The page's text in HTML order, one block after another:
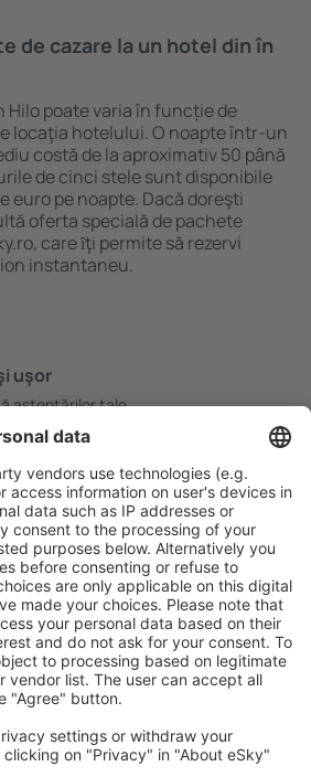
de cazare la un hotel din în
Hilo poate varia în funcție de
locaţia hotelului. O noapte într-un
costă de la aproximativ 50 până
de cinci stele sunt disponibile
euro pe noapte. Dacă doreşti
oferta specială de pachete
care ȋţi permite să rezervi
instantaneu.
uşor
aşteptărilor tale.
griji cu opțiune gratuită de anulare.
mai mult
și oferte speciale pentru utilizatorii
mil. de opţiuni: hoteluri, cabane,